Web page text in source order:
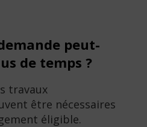
peut-
de temps ?
travaux
être nécessaires
éligible.